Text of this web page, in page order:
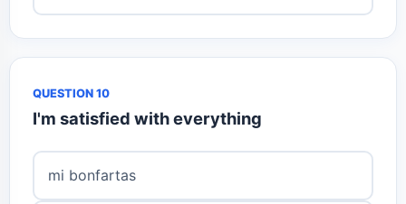
QUESTION 10
I'm satisfied with everything
mi bonfartas